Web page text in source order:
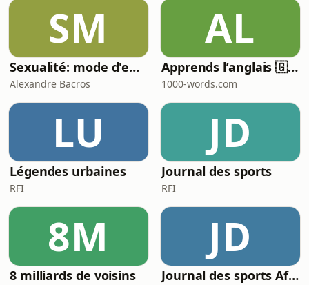
SM
Sexualité: mode d'emploi
Alexandre Bacros
AL
Apprends l’anglais 🇬🇧 pendant ton sommeil 😴 1000 phrases pour débutants | avec 1000-words.com
1000-words.com
LU
Légendes urbaines
RFI
JD
Journal des sports
RFI
8M
8 milliards de voisins
JD
Journal des sports Afrique